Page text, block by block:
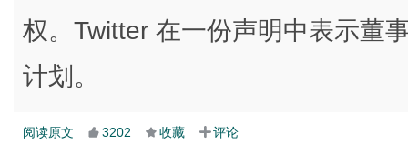
权。Twitter 在一份声明中表示董
计划。
阅读原文 3202 收藏 评论